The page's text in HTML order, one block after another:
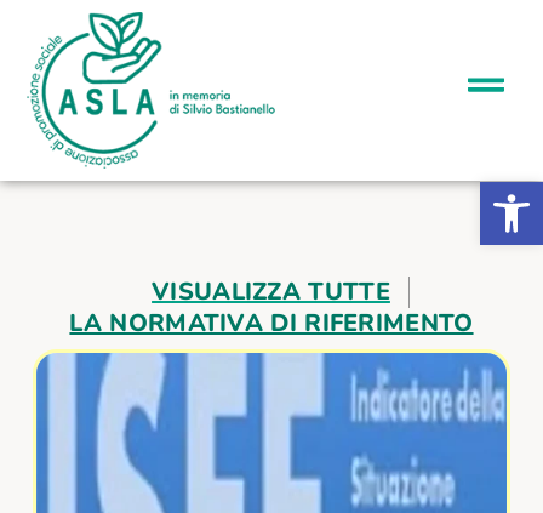
Apri la
VISUALIZZA TUTTE
LA NORMATIVA DI RIFERIMENTO